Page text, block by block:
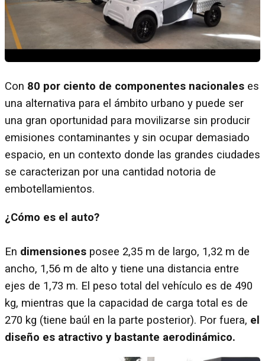
Con 80 por ciento de componentes nacionales es
una alternativa para el ámbito urbano y puede ser
una gran oportunidad para movilizarse sin producir
emisiones contaminantes y sin ocupar demasiado
espacio, en un contexto donde las grandes ciudades
se caracterizan por una cantidad notoria de
embotellamientos.
¿Cómo es el auto?
En dimensiones posee 2,35 m de largo, 1,32 m de
ancho, 1,56 m de alto y tiene una distancia entre
ejes de 1,73 m. El peso total del vehículo es de 490
kg, mientras que la capacidad de carga total es de
270 kg (tiene baúl en la parte posterior). Por fuera, el
diseño es atractivo y bastante aerodinámico.